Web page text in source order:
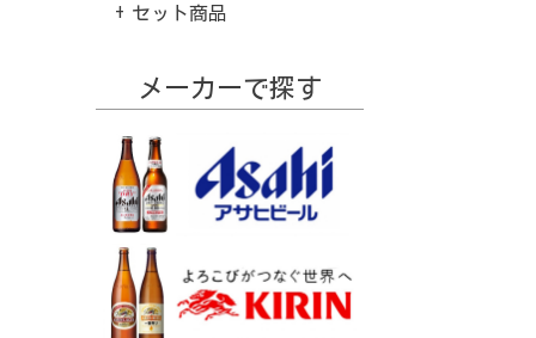
セット商品
メーカーで探す